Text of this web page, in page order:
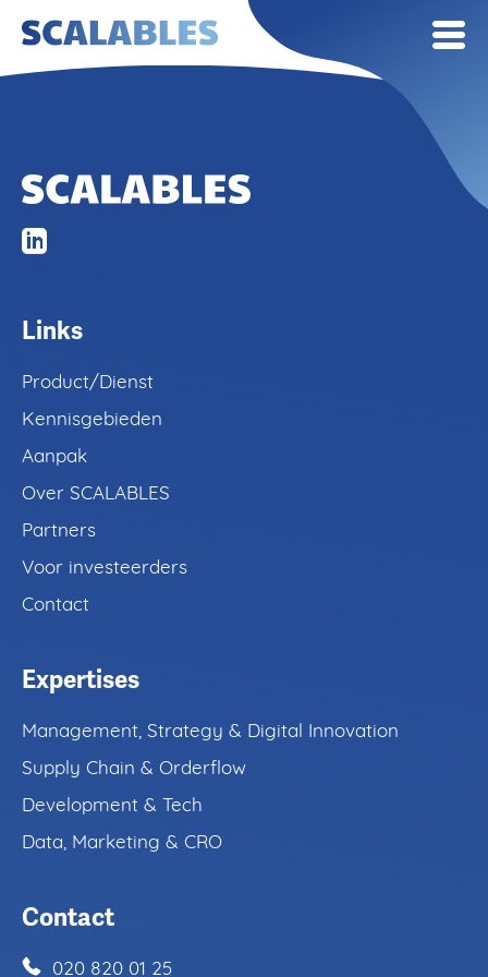
Kennisgebieden
Aanpak
Contact
Links
Product/Dienst
Kennisgebieden
Aanpak
Over SCALABLES
Partners
Voor investeerders
Contact
Expertises
Management, Strategy & Digital Innovation
Supply Chain & Orderflow
Development & Tech
Data, Marketing & CRO
Contact
020 820 01 25